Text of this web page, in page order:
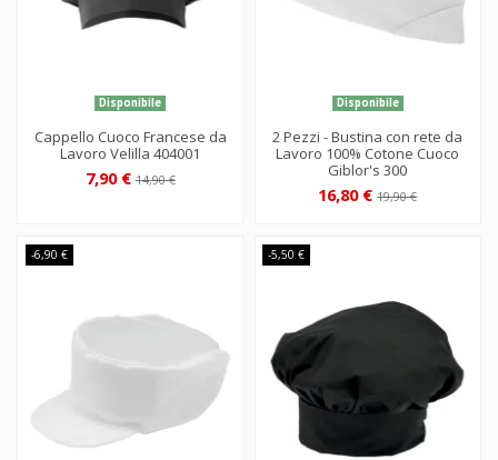
Disponibile
Cappello Cuoco Francese da
Lavoro Velilla 404001
7,90 €14,90 €
Disponibile
2 Pezzi - Bustina con rete da
Lavoro 100% Cotone Cuoco
Giblor's 300
16,80 €19,90 €
-6,90 € -5,50 €